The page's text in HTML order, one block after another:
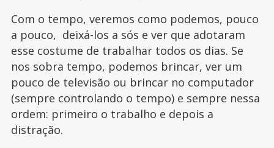
Com o tempo, veremos como podemos, pouco
a pouco, deixá-los a sós e ver que adotaram
esse costume de trabalhar todos os dias. Se
nos sobra tempo, podemos brincar, ver um
pouco de televisão ou brincar no computador
(sempre controlando o tempo) e sempre nessa
ordem: primeiro o trabalho e depois a
distração.